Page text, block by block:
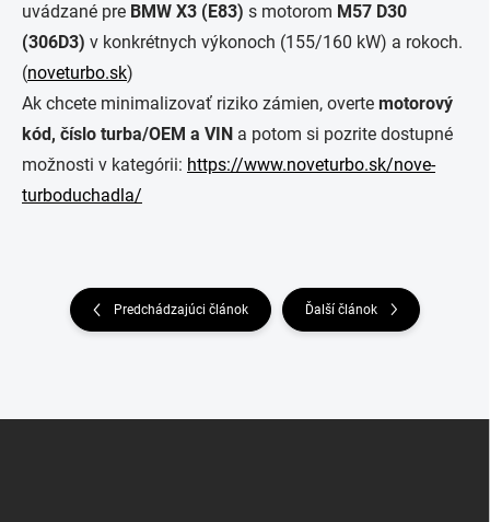
uvádzané pre BMW X3 (E83) s motorom M57 D30
(306D3) v konkrétnych výkonoch (155/160 kW) a rokoch.
(noveturbo.sk)
Ak chcete minimalizovať riziko zámien, overte motorový
kód, číslo turba/OEM a VIN a potom si pozrite dostupné
možnosti v kategórii: https://www.noveturbo.sk/nove-
turboduchadla/
Predchádzajúci článok Ďalší článok